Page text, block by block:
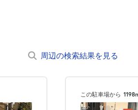
周辺の検索結果を見る
この駐車場から